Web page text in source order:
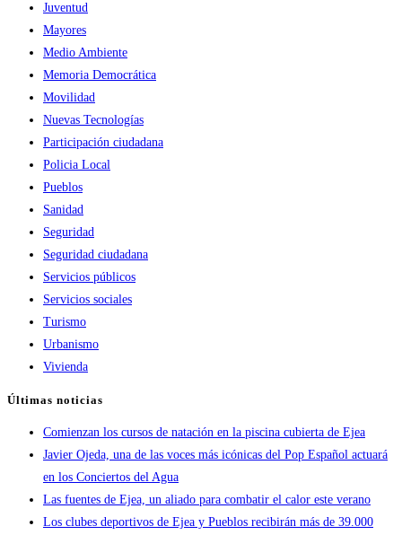
Juventud
Mayores
Medio Ambiente
Memoria Democrática
Movilidad
Nuevas Tecnologías
Participación ciudadana
Policia Local
Pueblos
Sanidad
Seguridad
Seguridad ciudadana
Servicios públicos
Servicios sociales
Turismo
Urbanismo
Vivienda
Últimas noticias
Comienzan los cursos de natación en la piscina cubierta de Ejea
Javier Ojeda, una de las voces más icónicas del Pop Español actuará
en los Conciertos del Agua
Las fuentes de Ejea, un aliado para combatir el calor este verano
Los clubes deportivos de Ejea y Pueblos recibirán más de 39.000